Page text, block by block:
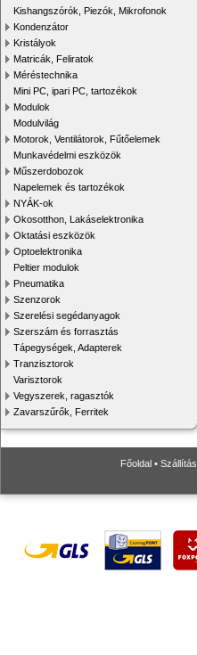
Kishangszórók, Piezók, Mikrofonok
Kondenzátor
Kristályok
Matricák, Feliratok
Méréstechnika
Mini PC, ipari PC, tartozékok
Modulok
Modulvilág
Motorok, Ventilátorok, Fűtőelemek
Munkavédelmi eszközök
Műszerdobozok
Napelemek és tartozékok
NYÁK-ok
Okosotthon, Lakáselektronika
Oktatási eszközök
Optoelektronika
Peltier modulok
Pneumatika
Szenzorok
Szerelési segédanyagok
Szerszám és forrasztás
Tápegységek, Adapterek
Tranzisztorok
Varisztorok
Vegyszerek, ragasztók
Zavarszűrők, Ferritek
Főoldal • Szállítás